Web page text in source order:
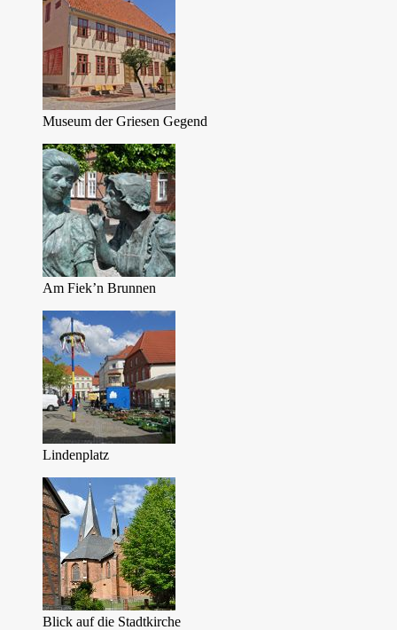
Museum der Griesen Gegend
Am Fiek’n Brunnen
Lindenplatz
Blick auf die Stadtkirche